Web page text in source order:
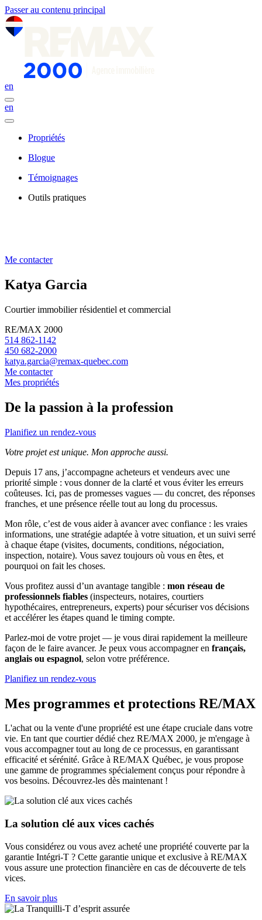
Passer au contenu principal
en
en
Propriétés
Blogue
Témoignages
Outils pratiques
Me contacter
Katya Garcia
Courtier immobilier résidentiel et commercial
RE/MAX 2000
514 862-1142
450 682-2000
katya.garcia@remax-quebec.com
Me contacter
Mes propriétés
De la passion à la profession
Planifiez un rendez-vous
Votre projet est unique. Mon approche aussi.
Depuis 17 ans, j’accompagne acheteurs et vendeurs avec une
priorité simple : vous donner de la clarté et vous éviter les erreurs
coûteuses. Ici, pas de promesses vagues — du concret, des réponses
franches, et une présence réelle tout au long du processus.
Mon rôle, c’est de vous aider à avancer avec confiance : les vraies
informations, une stratégie adaptée à votre situation, et un suivi serré
à chaque étape (visites, documents, conditions, négociation,
inspection, notaire). Vous savez toujours où vous en êtes, et
pourquoi on fait les choses.
Vous profitez aussi d’un avantage tangible : mon réseau de
professionnels fiables (inspecteurs, notaires, courtiers
hypothécaires, entrepreneurs, experts) pour sécuriser vos décisions
et accélérer les étapes quand le timing compte.
Parlez-moi de votre projet — je vous dirai rapidement la meilleure
façon de le faire avancer. Je peux vous accompagner en français,
anglais ou espagnol, selon votre préférence.
Planifiez un rendez-vous
Mes programmes et protections RE/MAX
L'achat ou la vente d'une propriété est une étape cruciale dans votre
vie. En tant que courtier dédié chez RE/MAX 2000, je m'engage à
vous accompagner tout au long de ce processus, en garantissant
efficacité et sérénité. Grâce à RE/MAX Québec, je vous propose
une gamme de programmes spécialement conçus pour répondre à
vos besoins. Découvrez-les dès maintenant !
La solution clé aux vices cachés
Vous considérez ou vous avez acheté une propriété couverte par la
garantie Intégri-T ? Cette garantie unique et exclusive à RE/MAX
vous assure une protection financière en cas de découverte de tels
vices.
En savoir plus